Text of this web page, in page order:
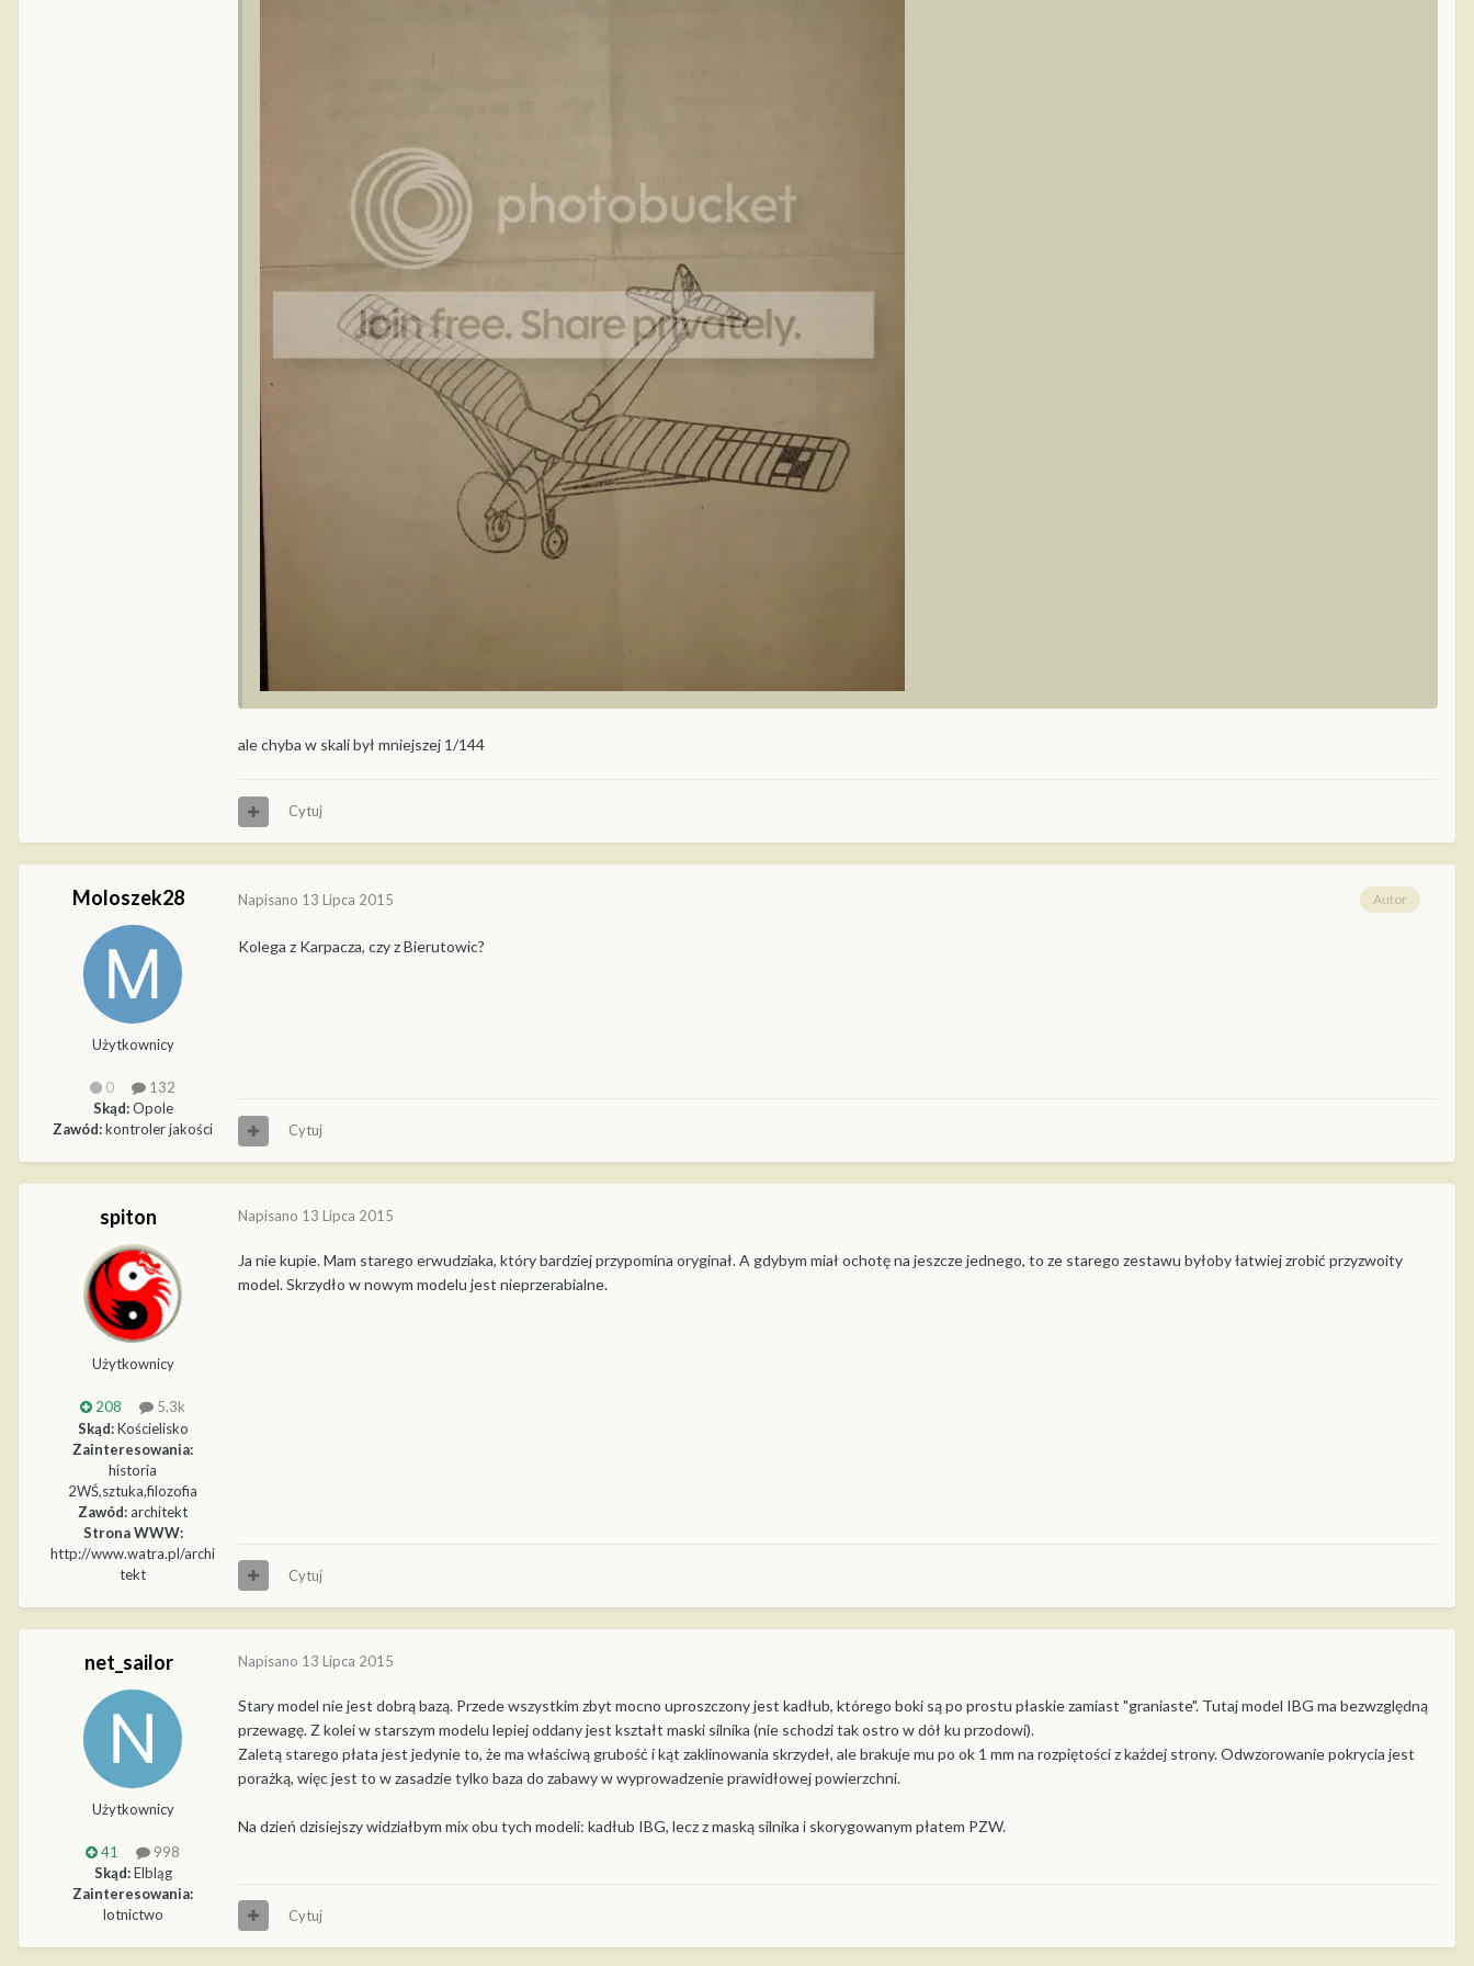
ale chyba w skali był mniejszej 1/144
Cytuj
Moloszek28
Użytkownicy
0
132
Skąd:Opole
Zawód:kontroler jakości
Autor
Napisano 13 Lipca 2015
Kolega z Karpacza, czy z Bierutowic?
Cytuj
spiton
Użytkownicy
208
5,3k
Skąd:Kościelisko
Zainteresowania:
historia
2WŚ,sztuka,filozofia
Zawód:architekt
Strona WWW:
http://www.watra.pl/archi
tekt
Napisano 13 Lipca 2015
Ja nie kupie. Mam starego erwudziaka, który bardziej przypomina oryginał. A gdybym miał ochotę na jeszcze jednego, to ze starego zestawu byłoby łatwiej zrobić przyzwoity
model. Skrzydło w nowym modelu jest nieprzerabialne.
Cytuj
net_sailor
Użytkownicy
41
998
Skąd:Elbląg
Zainteresowania:
lotnictwo
Napisano 13 Lipca 2015
Stary model nie jest dobrą bazą. Przede wszystkim zbyt mocno uproszczony jest kadłub, którego boki są po prostu płaskie zamiast "graniaste". Tutaj model IBG ma bezwzględną
przewagę. Z kolei w starszym modelu lepiej oddany jest kształt maski silnika (nie schodzi tak ostro w dół ku przodowi).
Zaletą starego płata jest jedynie to, że ma właściwą grubość i kąt zaklinowania skrzydeł, ale brakuje mu po ok 1 mm na rozpiętości z każdej strony. Odwzorowanie pokrycia jest
porażką, więc jest to w zasadzie tylko baza do zabawy w wyprowadzenie prawidłowej powierzchni.
Na dzień dzisiejszy widziałbym mix obu tych modeli: kadłub IBG, lecz z maską silnika i skorygowanym płatem PZW.
Cytuj